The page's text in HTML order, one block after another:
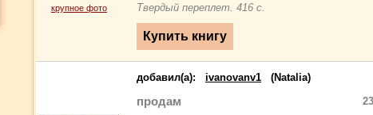
крупное фото Твердый переплет. 416 с.
добавил(a): ivanovanv1 (Natalia)
продам